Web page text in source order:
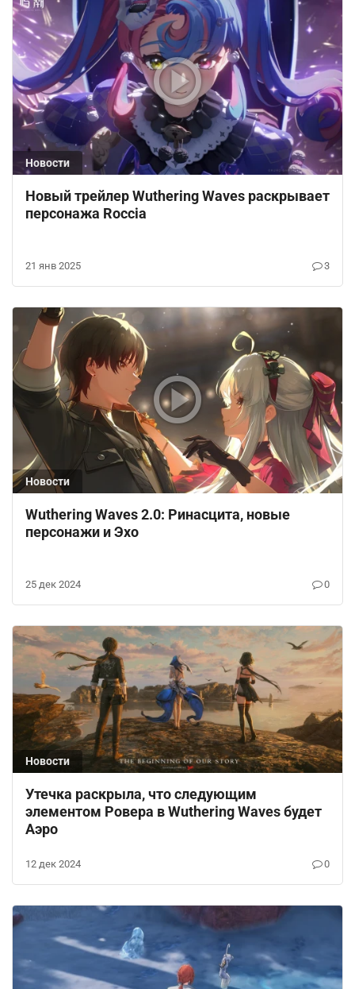
Новости
Новый трейлер Wuthering Waves раскрывает
персонажа Roccia
21 янв 2025 3
Новости
Wuthering Waves 2.0: Ринасцита, новые
персонажи и Эхо
25 дек 2024 0
Новости
Утечка раскрыла, что следующим
элементом Ровера в Wuthering Waves будет
Аэро
12 дек 2024 0